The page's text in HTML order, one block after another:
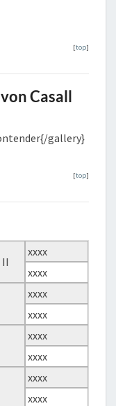
[top]
Casall
gallery}
[top]
xxxx
xxxx
xxxx
xxxx
xxxx
xxxx
xxxx
xxxx